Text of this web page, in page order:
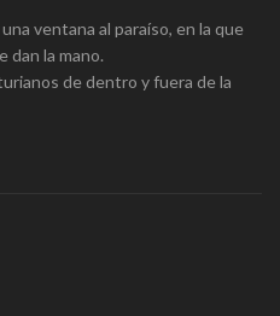
ventana al paraíso, en la que
la mano.
de dentro y fuera de la